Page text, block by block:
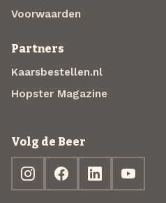
Voorwaarden
Partners
Kaarsbestellen.nl
Hopster Magazine
Volg de Beer